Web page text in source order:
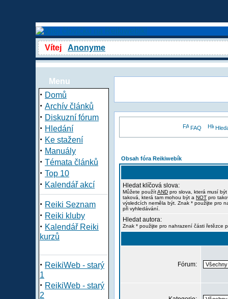
Vítej Anonyme
Menu
· Domů
· Archív článků
· Diskuzní fórum
· Hledání
· Ke stažení
· Manuály
· Témata článků
· Top 10
· Kalendář akcí
· Reiki Seznam
· Reiki kluby
· Kalendář Reiki
kurzů
· ReikiWeb - starý
1
· ReikiWeb - starý
2
FAQ
Obsah fóra Reikiwebík
Hledat klíčová slova:
Můžete použítAND pro slova, která musí
taková, která tam mohou být a NOT pro
výsledcích neměla být. Znak * použijte pro
při vyhledávání.
Hledat autora:
Znak * použijte pro nahrazení části řetězce
Fórum: